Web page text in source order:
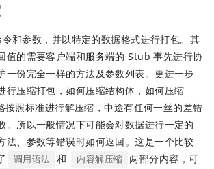
和参数，并以特定的数据格式进行打包。其
值的需要客户端和服务端的 Stub 事先进行协
一份完全一样的方法及参数列表。更进一步
行压缩打包，如何压缩结构体，如何压缩
按照标准进行解压缩，中途有任何一丝的差错
。所以一般情况下可能会对数据进行一定的
法、参数等错误时如何返回。这是一个比较
调用语法 和 内容解压缩
两部分内容，可